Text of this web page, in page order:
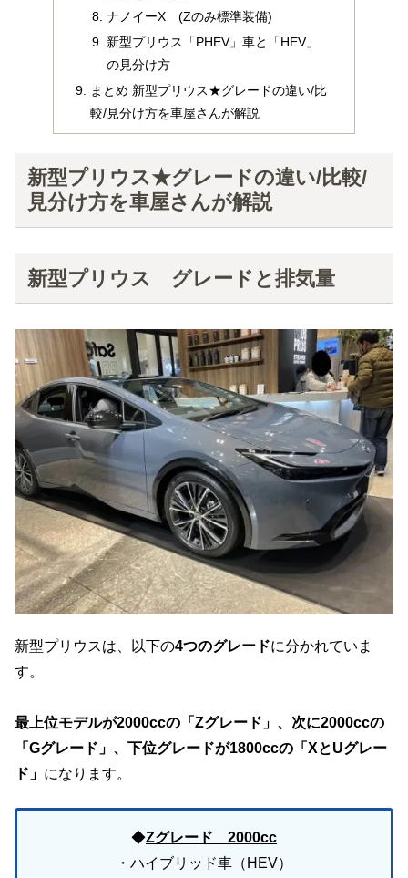
ナノイーX (Zのみ標準装備)
新型プリウス「PHEV」車と「HEV」
の見分け方
まとめ 新型プリウス★グレードの違い/比
較/見分け方を車屋さんが解説
新型プリウス★グレードの違い/比較/
見分け方を車屋さんが解説
新型プリウス グレードと排気量
新型プリウスは、以下の4つのグレードに分かれていま
す。
最上位モデルが2000ccの「Zグレード」、次に2000ccの
「Gグレード」、下位グレードが1800ccの「XとUグレー
ド」 になります。
◆Zグレード 2000cc
・ ハイブリッド車（HEV）